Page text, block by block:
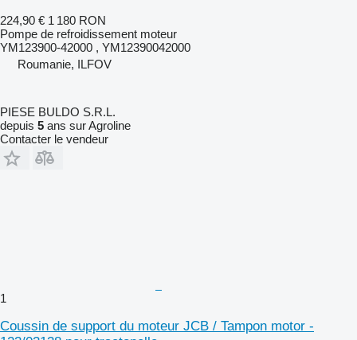
224,90 € 1 180 RON
Pompe de refroidissement moteur
YM123900-42000 , YM12390042000
Roumanie, ILFOV
PIESE BULDO S.R.L.
depuis 5 ans sur Agroline
Contacter le vendeur
1
Coussin de support du moteur JCB / Tampon motor -